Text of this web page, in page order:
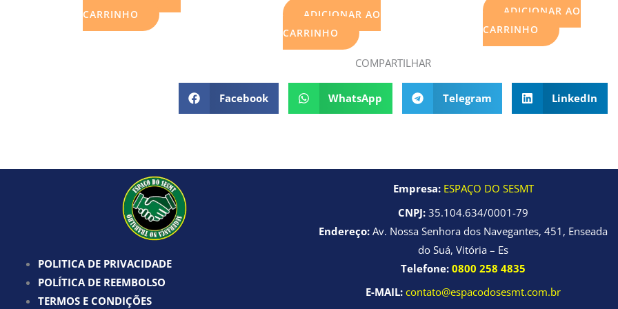
CARRINHO
ADICIONAR AO
CARRINHO
ADICIONAR AO
CARRINHO
COMPARTILHAR
Facebook WhatsApp Telegram LinkedIn
POLITICA DE PRIVACIDADE
POLÍTICA DE REEMBOLSO
TERMOS E CONDIÇÕES
Empresa: ESPAÇO DO SESMT
CNPJ: 35.104.634/0001-79
Endereço: Av. Nossa Senhora dos Navegantes, 451, Enseada
do Suá, Vitória – Es
Telefone: 0800 258 4835
E-MAIL: contato@espacodosesmt.com.br